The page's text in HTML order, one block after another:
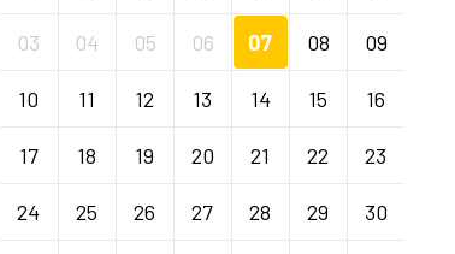
03 04 05 06 07 08 09
10 11 12 13 14 15 16
17 18 19 20 21 22 23
24 25 26 27 28 29 30